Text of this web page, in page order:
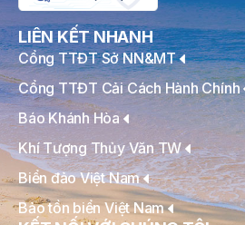
LIÊN KẾT NHANH
Cổng TTĐT Sở NN&MT
Cổng TTĐT Cải Cách Hành Chính
Báo Khánh Hòa
Khí Tượng Thủy Văn TW
Biển đảo Việt Nam
Bảo tồn biển Việt Nam